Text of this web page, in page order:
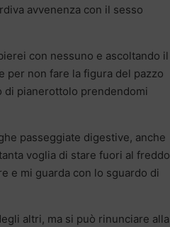
avvenenza con il sesso
con nessuno e ascoltando il
per non fare la figura del pazzo
di pianerottolo prendendomi
passeggiate digestive, anche
voglia di stare fuori al freddo
e mi guarda con lo sguardo di
altri, ma si può rinunciare alla